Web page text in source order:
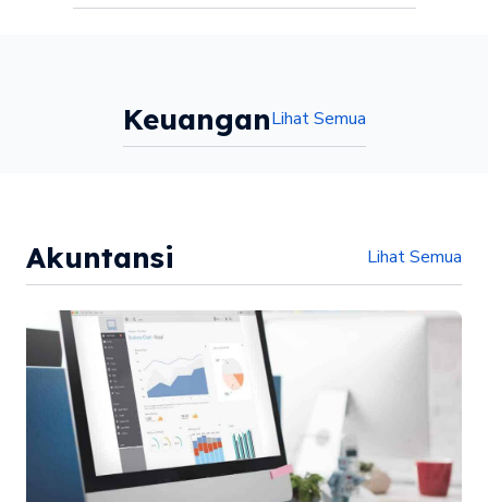
KeuanganLihat Semua
Akuntansi Lihat Semua